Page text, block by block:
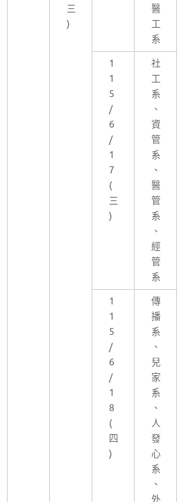
三
)
醫
工
系
1
1
5
/
6
/
1
7
(
三
)
社
工
系
、
資
管
系
、
醫
管
系
、
經
管
系
1
1
5
/
6
/
1
8
(
四
)
傳
播
系
、
兒
家
系
、
人
發
心
系
、
外